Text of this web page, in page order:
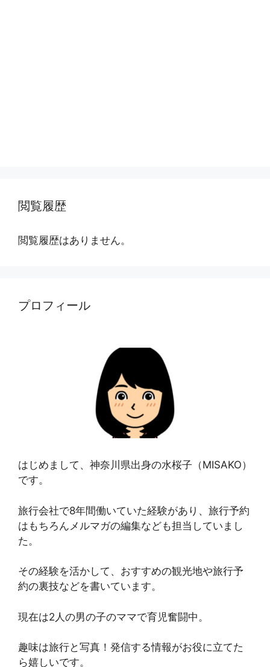
閲覧履歴
閲覧履歴はありません。
プロフィール
はじめまして、神奈川県出身の水桜子（MISAKO）
です。
旅行会社で8年間働いていた経験があり、旅行予約
はもちろんメルマガの編集なども担当していまし
た。
その経験を活かして、おすすめの観光地や旅行予
約の裏技などを書いています。
現在は2人の男の子のママで育児奮闘中。
趣味は旅行と写真！発信する情報がお役に立てた
ら嬉しいです。